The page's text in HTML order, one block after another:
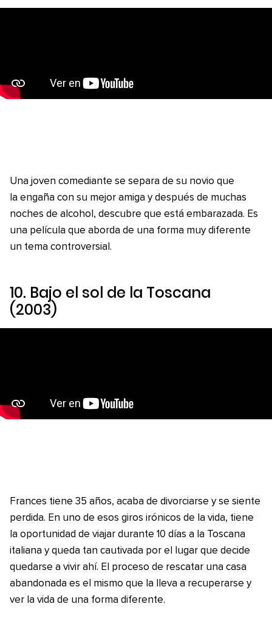
Una joven comediante se separa de su novio que
la engaña con su mejor amiga y después de muchas
noches de alcohol, descubre que está embarazada. Es
una película que aborda de una forma muy diferente
un tema controversial.
10. Bajo el sol de la Toscana
(2003)
Frances tiene 35 años, acaba de divorciarse y se siente
perdida. En uno de esos giros irónicos de la vida, tiene
la oportunidad de viajar durante 10 días a la Toscana
italiana y queda tan cautivada por el lugar que decide
quedarse a vivir ahí. El proceso de rescatar una casa
abandonada es el mismo que la lleva a recuperarse y
ver la vida de una forma diferente.